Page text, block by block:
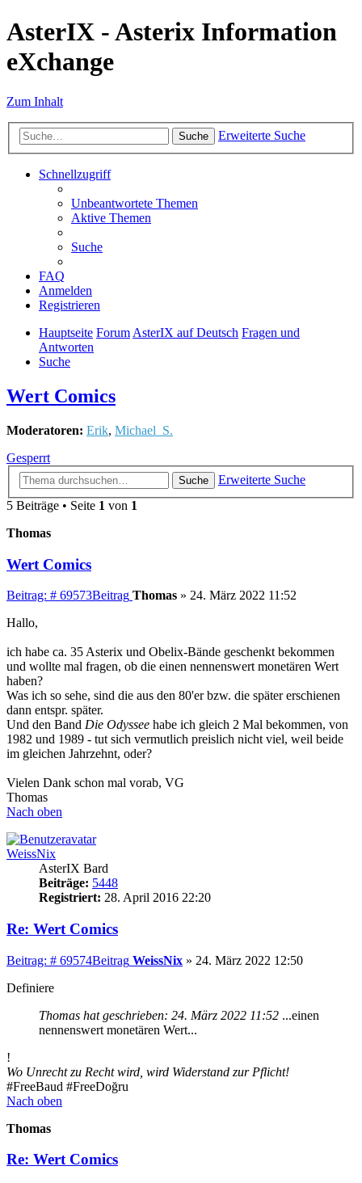
AsterIX - Asterix Information
eXchange
Zum Inhalt
Suche Erweiterte Suche
Schnellzugriff
Unbeantwortete Themen
Aktive Themen
Suche
FAQ
Anmelden
Registrieren
Hauptseite ForumAsterIX auf Deutsch Fragen und
Antworten
Suche
Wert Comics
Moderatoren: Erik, Michael_S.
Gesperrt
Suche
Erweiterte Suche
5 Beiträge • Seite 1 von 1
Thomas
Wert Comics
Beitrag: # 69573Beitrag Thomas » 24. März 2022 11:52
Hallo,
ich habe ca. 35 Asterix und Obelix-Bände geschenkt bekommen
und wollte mal fragen, ob die einen nennenswert monetären Wert
haben?
Was ich so sehe, sind die aus den 80'er bzw. die später erschienen
dann entspr. später.
Und den Band Die Odyssee habe ich gleich 2 Mal bekommen, von
1982 und 1989 - tut sich vermutlich preislich nicht viel, weil beide
im gleichen Jahrzehnt, oder?
Vielen Dank schon mal vorab, VG
Thomas
Nach oben
WeissNix
AsterIX Bard
Beiträge: 5448
Registriert: 28. April 2016 22:20
Re: Wert Comics
Beitrag: # 69574Beitrag WeissNix » 24. März 2022 12:50
Definiere
Thomas hat geschrieben: 24. März 2022 11:52 ...einen
nennenswert monetären Wert...
!
Wo Unrecht zu Recht wird, wird Widerstand zur Pflicht!
#FreeBaud #FreeDoğru
Nach oben
Thomas
Re: Wert Comics